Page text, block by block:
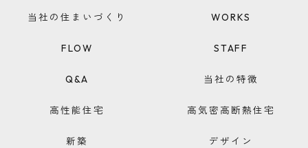
当社の住まいづくり WORKS
FLOW STAFF
Q&A 当社の特徴
高性能住宅 高気密高断熱住宅
新築 デザイン